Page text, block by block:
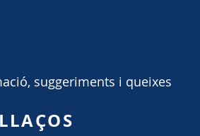
suggeriments i queixes